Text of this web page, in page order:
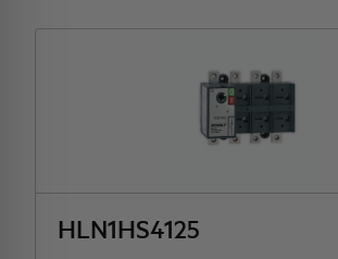
HLN1HS4125